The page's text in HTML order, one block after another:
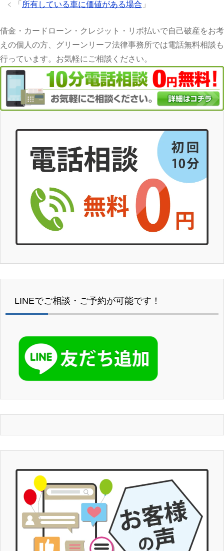
「 所有している車に価値がある場合 」
借金・カードローン・クレジット・リボ払いで自己破産をお考
えの個人の方、グリーンリーフ法律事務所では電話無料相談も
行っています。お気軽にご相談ください。
LINEでご相談・ご予約が可能です！